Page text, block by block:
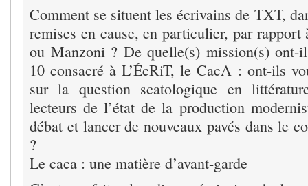
Comment se situent les écrivains de TXT,
remises en cause, en particulier, par rapport
ou Manzoni ? De quelle(s) mission(s) ont-
10 consacré à L’ÉcRiT, le CacA : ont-ils
sur la question scatologique en
lecteurs de l’état de la production
débat et lancer de nouveaux pavés dans le
?
Le caca : une matière d’avant-garde